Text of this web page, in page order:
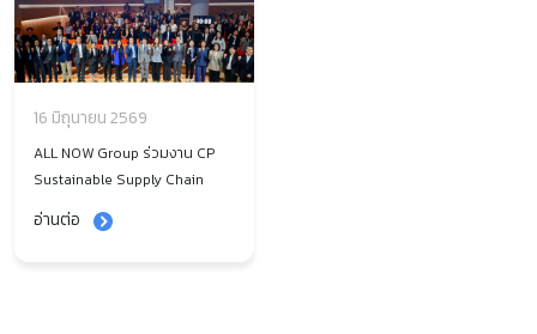
16 มิถุนายน 2569
ALL NOW Group ร่วมงาน CP
Sustainable Supply Chain
Forum 2026 ผนึกกำลังยกระดับ
คู่ค้า ขับเคลื่อนธุรกิจสู่ความ
อ่านต่อ